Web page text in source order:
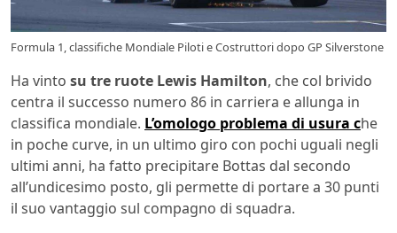
Formula 1, classifiche Mondiale Piloti e Costruttori dopo GP Silverstone
Ha vinto su tre ruote Lewis Hamilton, che col brivido
centra il successo numero 86 in carriera e allunga in
classifica mondiale. L’omologo problema di usura che
in poche curve, in un ultimo giro con pochi uguali negli
ultimi anni, ha fatto precipitare Bottas dal secondo
all’undicesimo posto, gli permette di portare a 30 punti
il suo vantaggio sul compagno di squadra.